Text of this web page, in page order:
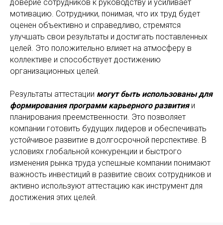
доверие сотрудников к руководству и усиливает
мотивацию. Сотрудники, понимая, что их труд будет
оценен объективно и справедливо, стремятся
улучшать свои результаты и достигать поставленных
целей. Это положительно влияет на атмосферу в
коллективе и способствует достижению
организационных целей.
Результаты аттестации могут быть использованы для
формирования программ карьерного развитияи
планирования преемственности. Это позволяет
компании готовить будущих лидеров и обеспечивать
устойчивое развитие в долгосрочной перспективе. В
условиях глобальной конкуренции и быстрого
изменения рынка труда успешные компании понимают
важность инвестиций в развитие своих сотрудников и
активно используют аттестацию как инструмент для
достижения этих целей.